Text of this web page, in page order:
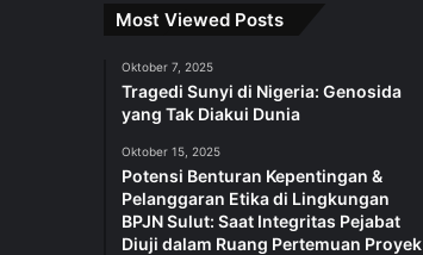
Most Viewed Posts
Oktober 7, 2025
Tragedi Sunyi di Nigeria: Genosida
yang Tak Diakui Dunia
Oktober 15, 2025
Potensi Benturan Kepentingan &
Pelanggaran Etika di Lingkungan
BPJN Sulut: Saat Integritas Pejabat
Diuji dalam Ruang Pertemuan Proyek